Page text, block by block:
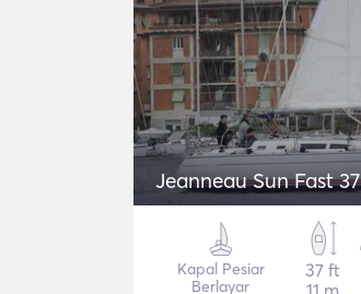
Jeanneau Sun Fast 37
Kapal Pesiar
Berlayar
37 ft
11 m